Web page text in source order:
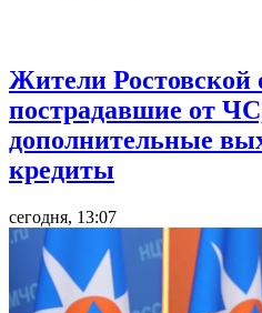
Жители Ростовской
пострадавшие от
дополнительные
кредиты
сегодня, 13:07